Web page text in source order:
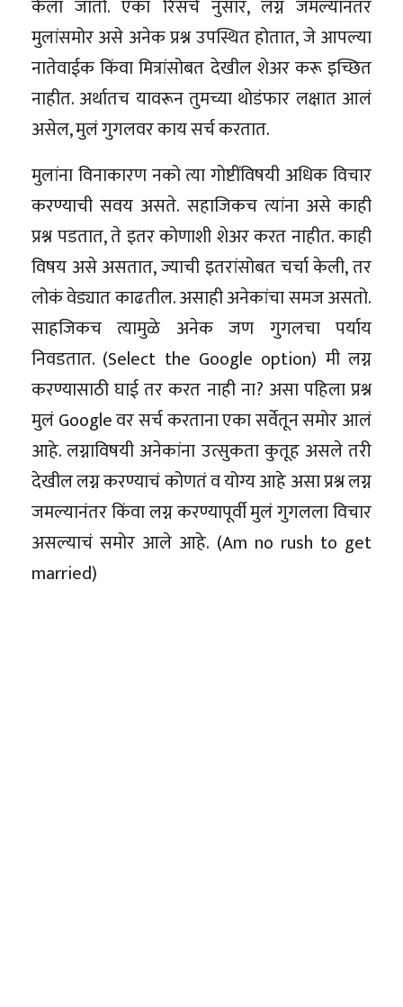
केला जातो. एका रिसर्च नुसार, लग्न जमल्यानंतर
मुलांसमोर असे अनेक प्रश्न उपस्थित होतात, जे आपल्या
नातेवाईक किंवा मित्रांसोबत देखील शेअर करू इच्छित
नाहीत. अर्थातच यावरून तुमच्या थोडंफार लक्षात आलं
असेल, मुलं गुगलवर काय सर्च करतात.
मुलांना विनाकारण नको त्या गोष्टींविषयी अधिक विचार
करण्याची सवय असते. सहाजिकच त्यांना असे काही
प्रश्न पडतात, ते इतर कोणाशी शेअर करत नाहीत. काही
विषय असे असतात, ज्याची इतरांसोबत चर्चा केली, तर
लोकं वेड्यात काढतील. असाही अनेकांचा समज असतो.
साहजिकच त्यामुळे अनेक जण गुगलचा पर्याय
निवडतात. (Select the Google option) मी लग्न
करण्यासाठी घाई तर करत नाही ना? असा पहिला प्रश्न
मुलं Google वर सर्च करताना एका सर्वेतून समोर आलं
आहे. लग्नाविषयी अनेकांना उत्सुकता कुतूह असले तरी
देखील लग्न करण्याचं कोणतं व योग्य आहे असा प्रश्न लग्न
जमल्यानंतर किंवा लग्न करण्यापूर्वी मुलं गुगलला विचार
असल्याचं समोर आले आहे. (Am no rush to get
married)